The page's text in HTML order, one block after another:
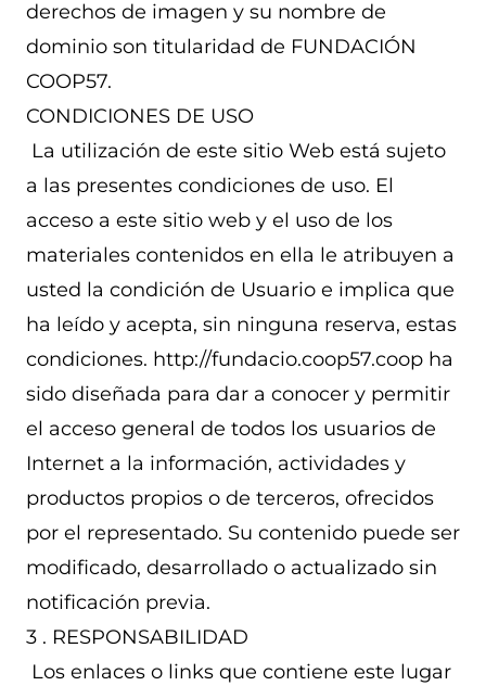
derechos de imagen y su nombre de
dominio son titularidad de FUNDACIÓN
COOP57.
CONDICIONES DE USO
La utilización de este sitio Web está sujeto
a las presentes condiciones de uso. El
acceso a este sitio web y el uso de los
materiales contenidos en ella le atribuyen a
usted la condición de Usuario e implica que
ha leído y acepta, sin ninguna reserva, estas
condiciones. http://fundacio.coop57.coop ha
sido diseñada para dar a conocer y permitir
el acceso general de todos los usuarios de
Internet a la información, actividades y
productos propios o de terceros, ofrecidos
por el representado. Su contenido puede ser
modificado, desarrollado o actualizado sin
notificación previa.
3 . RESPONSABILIDAD
Los enlaces o links que contiene este lugar